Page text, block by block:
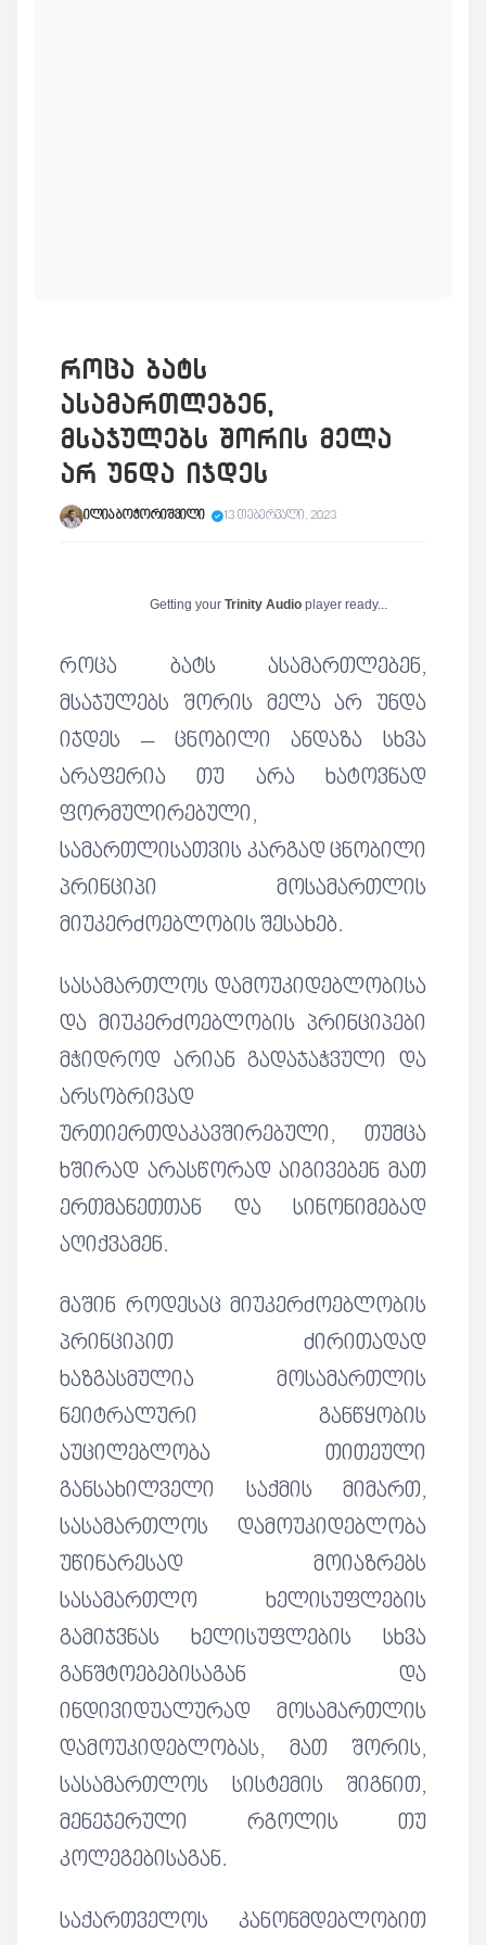
როცა ბატს
ასამართლებენ,
მსაჯულებს შორის მელა
არ უნდა იჯდეს
ილია ბოჭორიშვილი 13 თებერვალი, 2023
Getting your Trinity Audio player ready...
როცა ბატს ასამართლებენ,
მსაჯულებს შორის მელა არ უნდა
იჯდეს – ცნობილი ანდაზა სხვა
არაფერია თუ არა ხატოვნად
ფორმულირებული,
სამართლისათვის კარგად ცნობილი
პრინციპი მოსამართლის
მიუკერძოებლობის შესახებ.
სასამართლოს დამოუკიდებლობისა
და მიუკერძოებლობის პრინციპები
მჭიდროდ არიან გადაჯაჭვული და
არსობრივად
ურთიერთდაკავშირებული, თუმცა
ხშირად არასწორად აიგივებენ მათ
ერთმანეთთან და სინონიმებად
აღიქვამენ.
მაშინ როდესაც მიუკერძოებლობის
პრინციპით ძირითადად
ხაზგასმულია მოსამართლის
ნეიტრალური განწყობის
აუცილებლობა თითეული
განსახილველი საქმის მიმართ,
სასამართლოს დამოუკიდებლობა
უწინარესად მოიაზრებს
სასამართლო ხელისუფლების
გამიჯვნას ხელისუფლების სხვა
განშტოებებისაგან და
ინდივიდუალურად მოსამართლის
დამოუკიდებლობას, მათ შორის,
სასამართლოს სისტემის შიგნით,
მენეჯერული რგოლის თუ
კოლეგებისაგან.
საქართველოს კანონმდებლობით